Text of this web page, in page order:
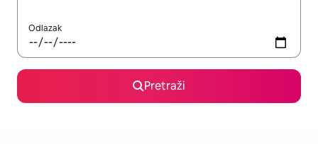
Odlazak
Pretraži